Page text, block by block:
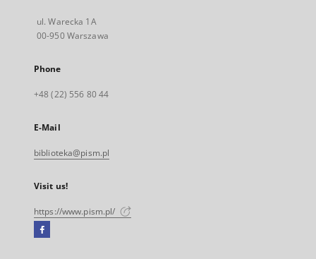
ul. Warecka 1A
00-950 Warszawa
Phone
+48 (22) 556 80 44
E-Mail
biblioteka@pism.pl
Visit us!
https://www.pism.pl/
Facebook